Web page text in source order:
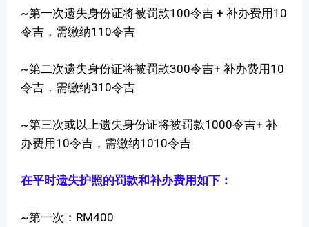
~第一次遗失身份证将被罚款100令吉 + 补办费用10
令吉，需缴纳110令吉
~第二次遗失身份证将被罚款300令吉+ 补办费用10
令吉，需缴纳310令吉
~第三次或以上遗失身份证将被罚款1000令吉+ 补
办费用10令吉，需缴纳1010令吉
在平时遗失护照的罚款和补办费用如下：
~第一次：RM400